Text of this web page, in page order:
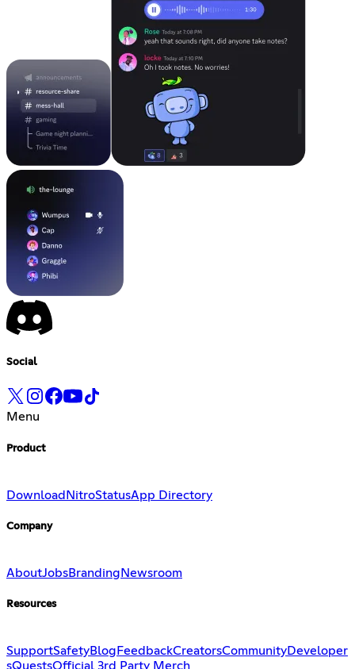
Social
Menu
Product
Download NitroStatusApp Directory
Company
AboutJobsBranding Newsroom
Resources
SupportSafetyBlog FeedbackCreatorsCommunityDeveloper
sQuestsOfficial 3rd Party Merch